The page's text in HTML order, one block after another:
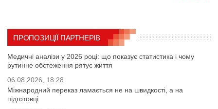
ПРОПОЗИЦІЇ ПАРТНЕРІВ
Медичні аналізи у 2026 році: що показує статистика і чому
рутинне обстеження рятує життя
06.08.2026, 18:28
Міжнародний переказ ламається не на швидкості, а на
підготовці